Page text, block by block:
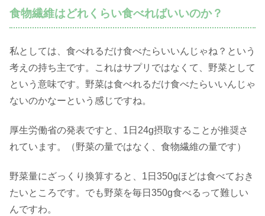
食物繊維はどれくらい食べればいいのか？
私としては、食べれるだけ食べたらいいんじゃね？という
考えの持ち主です。これはサプリではなくて、野菜として
という意味です。野菜は食べれるだけ食べたらいいんじゃ
ないのかなーという感じですね。
厚生労働省の発表ですと、1日24g摂取することが推奨さ
れています。（野菜の量ではなく、食物繊維の量です）
野菜量にざっくり換算すると、1日350gほどは食べておき
たいところです。でも野菜を毎日350g食べるって難しい
んですわ。